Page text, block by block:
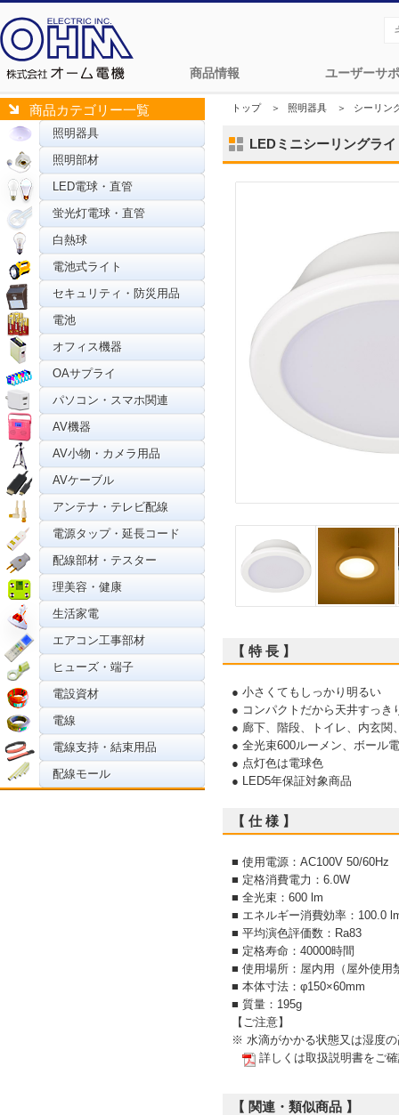
商品情報 ユーザーサ
商品カテゴリー一覧
照明器具
照明部材
LED電球・直管
蛍光灯電球・直管
白熱球
電池式ライト
セキュリティ・防災用品
電池
オフィス機器
OAサプライ
パソコン・スマホ関連
AV機器
AV小物・カメラ用品
AVケーブル
アンテナ・テレビ配線
電源タップ・延長コード
配線部材・テスター
理美容・健康
生活家電
エアコン工事部材
ヒューズ・端子
電設資材
電線
電線支持・結束用品
配線モール
トップ＞ 照明器具 ＞ シーリン
LEDミニシーリングラ
【 特 長 】
● 小さくてもしっかり明るい
● コンパクトだから天井すっき
● 廊下、階段、トイレ、内玄関
● 全光束600ルーメン、ボール
● 点灯色は電球色
● LED5年保証対象商品
【 仕 様 】
■ 使用電源：AC100V 50/60Hz
■ 定格消費電力：6.0W
■ 全光束：600 lm
■ エネルギー消費効率：100.0
■ 平均演色評価数：Ra83
■ 定格寿命：40000時間
■ 使用場所：屋内用（屋外使用
■ 本体寸法：φ150×60mm
■ 質量：195g
【ご注意】
※ 水滴がかかる状態又は湿度
詳しくは取扱説明書をご
【 関連・類似商品 】